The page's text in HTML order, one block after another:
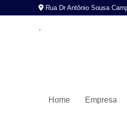
Rua Dr Antônio Sousa
Home Empresa